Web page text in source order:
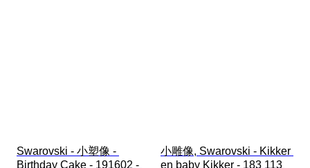
Swarovski - 小塑像 -
Birthday Cake - 191602 -
小雕像, Swarovski - Kikker
en baby Kikker - 183 113